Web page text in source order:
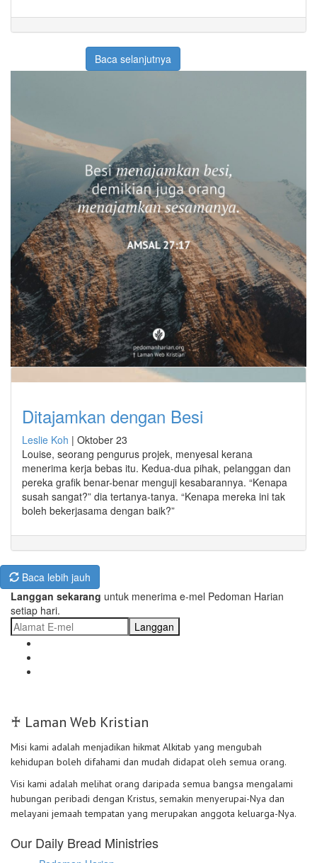
Baca selanjutnya
Ditajamkan dengan Besi
Leslie Koh | Oktober 23
Louise, seorang pengurus projek, menyesal kerana
menerima kerja bebas itu. Kedua-dua pihak, pelanggan dan
pereka grafik benar-benar menguji kesabarannya. “Kenapa
susah sangat?” dia tertanya-tanya. “Kenapa mereka ini tak
boleh bekerjasama dengan baik?”
Baca lebih jauh
Langgan sekarang untuk menerima e-mel Pedoman Harian
setiap hari.
Langgan
♰ Laman Web Kristian
Misi kami adalah menjadikan hikmat Alkitab yang mengubah
kehidupan boleh difahami dan mudah didapat oleh semua orang.
Visi kami adalah melihat orang daripada semua bangsa mengalami
hubungan peribadi dengan Kristus, semakin menyerupai-Nya dan
melayani jemaah tempatan yang merupakan anggota keluarga-Nya.
Our Daily Bread Ministries